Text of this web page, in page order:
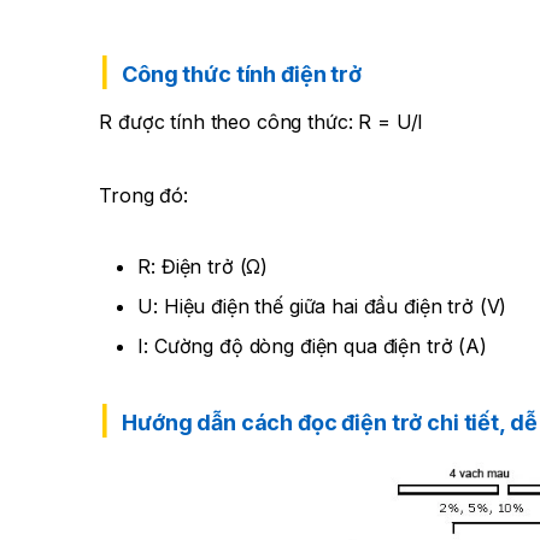
Công thức tính điện trở
R được tính theo công thức: R = U/I
Trong đó:
R: Điện trở (Ω)
U: Hiệu điện thế giữa hai đầu điện trở (V)
I: Cường độ dòng điện qua điện trở (A)
Hướng dẫn cách đọc điện trở chi tiết,